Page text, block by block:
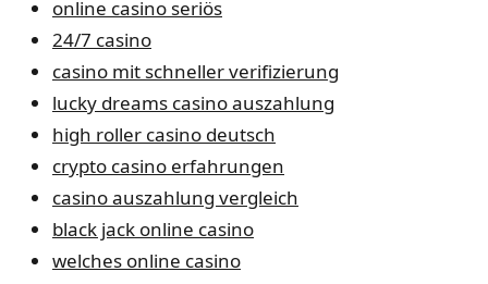
online casino seriös
24/7 casino
casino mit schneller verifizierung
lucky dreams casino auszahlung
high roller casino deutsch
crypto casino erfahrungen
casino auszahlung vergleich
black jack online casino
welches online casino